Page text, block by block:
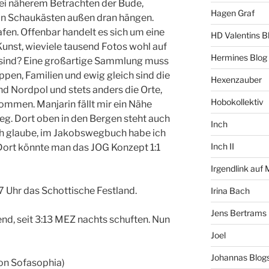
näherem Betrachten der Bude,
Schaukästen außen dran hängen.
Offenbar handelt es sich um eine
wieviele tausend Fotos wohl auf
Eine großartige Sammlung muss
Familien und ewig gleich sind die
Nordpol und stets anders die Orte,
Manjarin fällt mir ein Nähe
Dort oben in den Bergen steht auch
glaube, im Jakobswegbuch habe ich
könnte man das JOG Konzept 1:1
Uhr das Schottische Festland.
seit 3:13 MEZ nachts schuften. Nun
Sofasophia)
Hagen Graf
HD Valentins
Hermines Blog
Hexenzauber
Hobokollektiv
Inch
Inch II
Irgendlink auf
Irina Bach
Jens Bertrams
Joel
Johannas